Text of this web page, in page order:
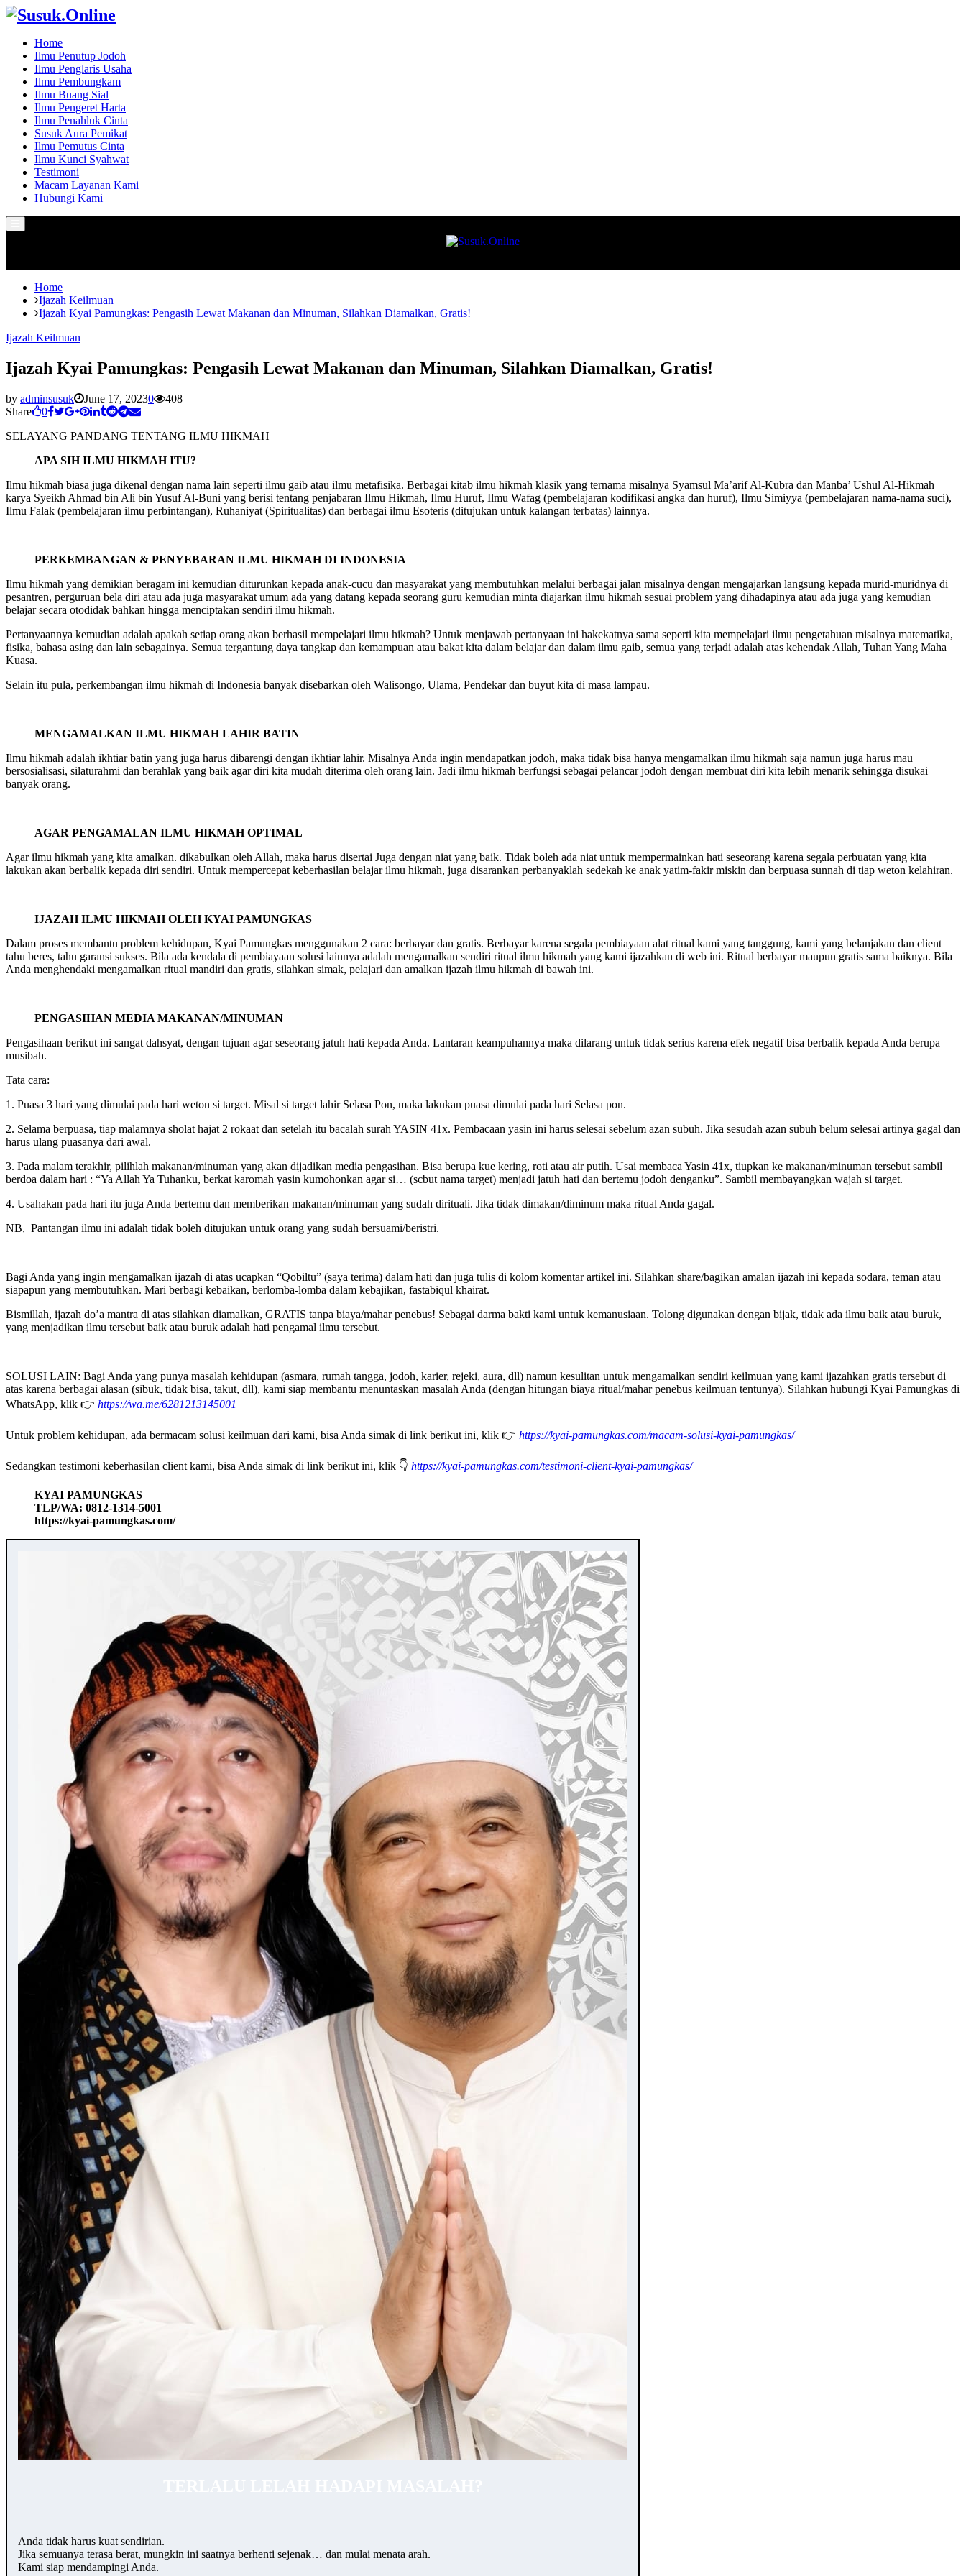
Home
Ilmu Penutup Jodoh
Ilmu Penglaris Usaha
Ilmu Pembungkam
Ilmu Buang Sial
Ilmu Pengeret Harta
Ilmu Penahluk Cinta
Susuk Aura Pemikat
Ilmu Pemutus Cinta
Ilmu Kunci Syahwat
Testimoni
Macam Layanan Kami
Hubungi Kami
Menu
Home
Ijazah Keilmuan
Ijazah Kyai Pamungkas: Pengasih Lewat Makanan dan Minuman, Silahkan Diamalkan, Gratis!
Ijazah Keilmuan
Ijazah Kyai Pamungkas: Pengasih Lewat Makanan dan Minuman, Silahkan Diamalkan, Gratis!
by adminsusuk June 17, 20230
408
Share
0
SELAYANG PANDANG TENTANG ILMU HIKMAH
APA SIH ILMU HIKMAH ITU?
Ilmu hikmah biasa juga dikenal dengan nama lain seperti ilmu gaib atau ilmu metafisika. Berbagai kitab ilmu hikmah klasik yang ternama misalnya Syamsul Ma’arif Al-Kubra dan Manba’ Ushul Al-Hikmah
karya Syeikh Ahmad bin Ali bin Yusuf Al-Buni yang berisi tentang penjabaran Ilmu Hikmah, Ilmu Huruf, Ilmu Wafag (pembelajaran kodifikasi angka dan huruf), Ilmu Simiyya (pembelajaran nama-nama suci),
Ilmu Falak (pembelajaran ilmu perbintangan), Ruhaniyat (Spiritualitas) dan berbagai ilmu Esoteris (ditujukan untuk kalangan terbatas) lainnya.
PERKEMBANGAN & PENYEBARAN ILMU HIKMAH DI INDONESIA
Ilmu hikmah yang demikian beragam ini kemudian diturunkan kepada anak-cucu dan masyarakat yang membutuhkan melalui berbagai jalan misalnya dengan mengajarkan langsung kepada murid-muridnya di
pesantren, perguruan bela diri atau ada juga masyarakat umum ada yang datang kepada seorang guru kemudian minta diajarkan ilmu hikmah sesuai problem yang dihadapinya atau ada juga yang kemudian
belajar secara otodidak bahkan hingga menciptakan sendiri ilmu hikmah.
Pertanyaannya kemudian adalah apakah setiap orang akan berhasil mempelajari ilmu hikmah? Untuk menjawab pertanyaan ini hakekatnya sama seperti kita mempelajari ilmu pengetahuan misalnya matematika,
fisika, bahasa asing dan lain sebagainya. Semua tergantung daya tangkap dan kemampuan atau bakat kita dalam belajar dan dalam ilmu gaib, semua yang terjadi adalah atas kehendak Allah, Tuhan Yang Maha
Kuasa.
Selain itu pula, perkembangan ilmu hikmah di Indonesia banyak disebarkan oleh Walisongo, Ulama, Pendekar dan buyut kita di masa lampau.
MENGAMALKAN ILMU HIKMAH LAHIR BATIN
Ilmu hikmah adalah ikhtiar batin yang juga harus dibarengi dengan ikhtiar lahir. Misalnya Anda ingin mendapatkan jodoh, maka tidak bisa hanya mengamalkan ilmu hikmah saja namun juga harus mau
bersosialisasi, silaturahmi dan berahlak yang baik agar diri kita mudah diterima oleh orang lain. Jadi ilmu hikmah berfungsi sebagai pelancar jodoh dengan membuat diri kita lebih menarik sehingga disukai
banyak orang.
AGAR PENGAMALAN ILMU HIKMAH OPTIMAL
Agar ilmu hikmah yang kita amalkan. dikabulkan oleh Allah, maka harus disertai Juga dengan niat yang baik. Tidak boleh ada niat untuk mempermainkan hati seseorang karena segala perbuatan yang kita
lakukan akan berbalik kepada diri sendiri. Untuk mempercepat keberhasilan belajar ilmu hikmah, juga disarankan perbanyaklah sedekah ke anak yatim-fakir miskin dan berpuasa sunnah di tiap weton kelahiran.
IJAZAH ILMU HIKMAH OLEH KYAI PAMUNGKAS
Dalam proses membantu problem kehidupan, Kyai Pamungkas menggunakan 2 cara: berbayar dan gratis. Berbayar karena segala pembiayaan alat ritual kami yang tanggung, kami yang belanjakan dan client
tahu beres, tahu garansi sukses. Bila ada kendala di pembiayaan solusi lainnya adalah mengamalkan sendiri ritual ilmu hikmah yang kami ijazahkan di web ini. Ritual berbayar maupun gratis sama baiknya. Bila
Anda menghendaki mengamalkan ritual mandiri dan gratis, silahkan simak, pelajari dan amalkan ijazah ilmu hikmah di bawah ini.
PENGASIHAN MEDIA MAKANAN/MINUMAN
Pengasihaan berikut ini sangat dahsyat, dengan tujuan agar seseorang jatuh hati kepada Anda. Lantaran keampuhannya maka dilarang untuk tidak serius karena efek negatif bisa berbalik kepada Anda berupa
musibah.
Tata cara:
1. Puasa 3 hari yang dimulai pada hari weton si target. Misal si target lahir Selasa Pon, maka lakukan puasa dimulai pada hari Selasa pon.
2. Selama berpuasa, tiap malamnya sholat hajat 2 rokaat dan setelah itu bacalah surah YASIN 41x. Pembacaan yasin ini harus selesai sebelum azan subuh. Jika sesudah azan subuh belum selesai artinya gagal dan
harus ulang puasanya dari awal.
3. Pada malam terakhir, pilihlah makanan/minuman yang akan dijadikan media pengasihan. Bisa berupa kue kering, roti atau air putih. Usai membaca Yasin 41x, tiupkan ke makanan/minuman tersebut sambil
berdoa dalam hari : “Ya Allah Ya Tuhanku, berkat karomah yasin kumohonkan agar si… (scbut nama target) menjadi jatuh hati dan bertemu jodoh denganku”. Sambil membayangkan wajah si target.
4. Usahakan pada hari itu juga Anda bertemu dan memberikan makanan/minuman yang sudah dirituali. Jika tidak dimakan/diminum maka ritual Anda gagal.
NB, Pantangan ilmu ini adalah tidak boleh ditujukan untuk orang yang sudah bersuami/beristri.
Bagi Anda yang ingin mengamalkan ijazah di atas ucapkan “Qobiltu” (saya terima) dalam hati dan juga tulis di kolom komentar artikel ini. Silahkan share/bagikan amalan ijazah ini kepada sodara, teman atau
siapapun yang membutuhkan. Mari berbagi kebaikan, berlomba-lomba dalam kebajikan, fastabiqul khairat.
Bismillah, ijazah do’a mantra di atas silahkan diamalkan, GRATIS tanpa biaya/mahar penebus! Sebagai darma bakti kami untuk kemanusiaan. Tolong digunakan dengan bijak, tidak ada ilmu baik atau buruk,
yang menjadikan ilmu tersebut baik atau buruk adalah hati pengamal ilmu tersebut.
SOLUSI LAIN: Bagi Anda yang punya masalah kehidupan (asmara, rumah tangga, jodoh, karier, rejeki, aura, dll) namun kesulitan untuk mengamalkan sendiri keilmuan yang kami ijazahkan gratis tersebut di
atas karena berbagai alasan (sibuk, tidak bisa, takut, dll), kami siap membantu menuntaskan masalah Anda (dengan hitungan biaya ritual/mahar penebus keilmuan tentunya). Silahkan hubungi Kyai Pamungkas di
WhatsApp, klik 👉 https://wa.me/6281213145001
Untuk problem kehidupan, ada bermacam solusi keilmuan dari kami, bisa Anda simak di link berikut ini, klik 👉 https://kyai-pamungkas.com/macam-solusi-kyai-pamungkas/
Sedangkan testimoni keberhasilan client kami, bisa Anda simak di link berikut ini, klik 👇 https://kyai-pamungkas.com/testimoni-client-kyai-pamungkas/
KYAI PAMUNGKAS
TLP/WA: 0812-1314-5001
https://kyai-pamungkas.com/
Anda tidak harus kuat sendirian.
Jika semuanya terasa berat, mungkin ini saatnya berhenti sejenak… dan mulai menata arah.
Kami siap mendampingi Anda.